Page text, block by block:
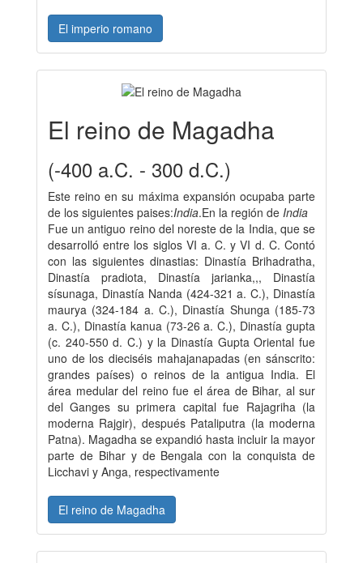
El imperio romano
El reino de Magadha
(-400 a.C. - 300 d.C.)
Este reino en su máxima expansión ocupaba parte
de los siguientes paises:India.En la región de India
Fue un antiguo reino del noreste de la India, que se
desarrolló entre los siglos VI a. C. y VI d. C. Contó
con las siguientes dinastias: Dinastía Brihadratha,
Dinastía pradiota, Dinastía jarianka,,, Dinastía
sísunaga, Dinastía Nanda (424-321 a. C.), Dinastía
maurya (324-184 a. C.), Dinastía Shunga (185-73
a. C.), Dinastía kanua (73-26 a. C.), Dinastía gupta
(c. 240-550 d. C.) y la Dinastía Gupta Oriental fue
uno de los dieciséis mahajanapadas (en sánscrito:
grandes países) o reinos de la antigua India. El
área medular del reino fue el área de Bihar, al sur
del Ganges su primera capital fue Rajagriha (la
moderna Rajgir), después Pataliputra (la moderna
Patna). Magadha se expandió hasta incluir la mayor
parte de Bihar y de Bengala con la conquista de
Licchavi y Anga, respectivamente
El reino de Magadha